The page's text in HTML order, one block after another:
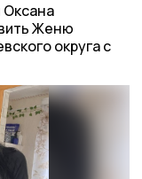
Оксана
Женю
округа с